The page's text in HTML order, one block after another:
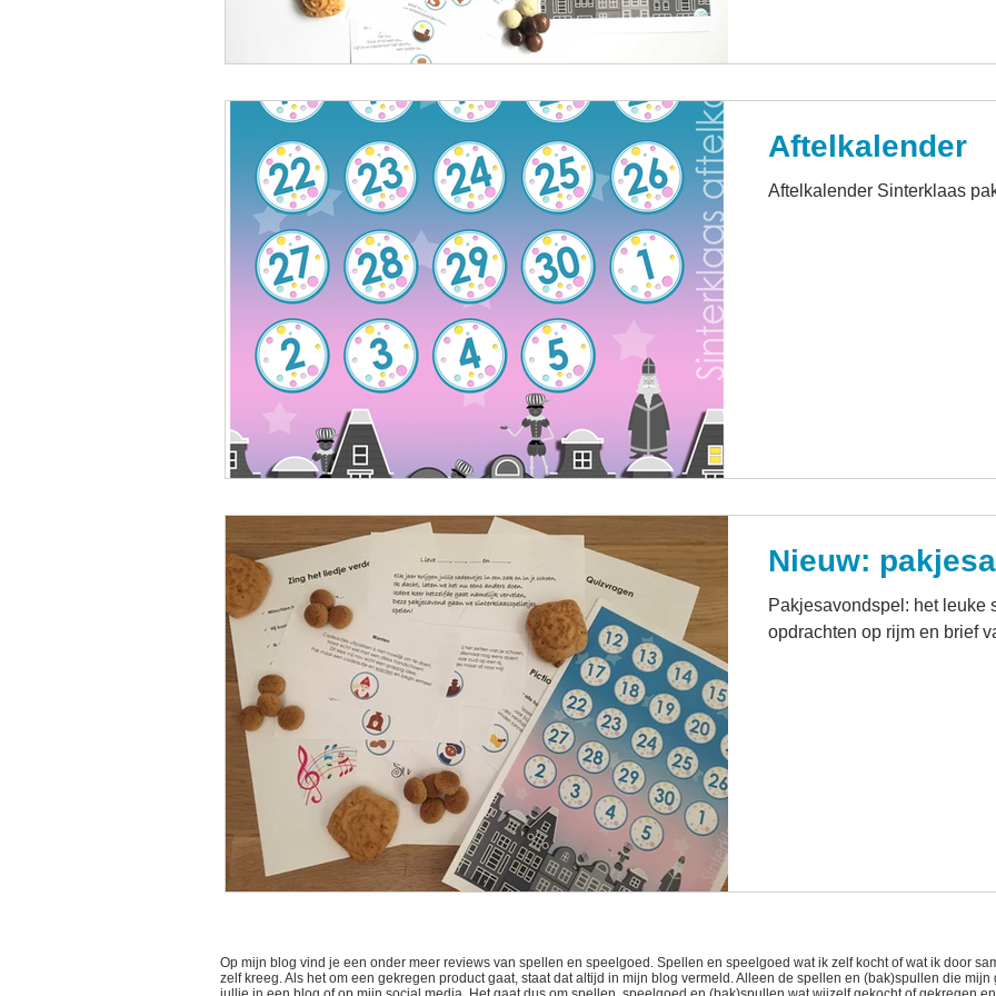
Aftelkalender
Aftelkalender Sinterklaas
Nieuw:
Pakjesavondspel: het leuke
opdrachten op rijm en brief
Op mijn blog vind je een onder meer reviews van spellen en speelgoed. Spellen en speelgoed wat ik zelf kocht of wat ik door
zelf kreeg. Als het om een gekregen product gaat, staat dat altijd in mijn blog vermeld. Alleen de spellen en (bak)spullen die